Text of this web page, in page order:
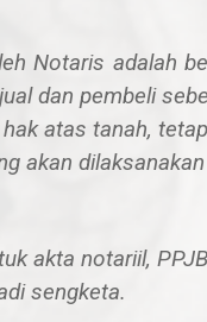
Notaris adalah
dan pembeli
atas tanah,
akan
akta notariil,
sengketa.